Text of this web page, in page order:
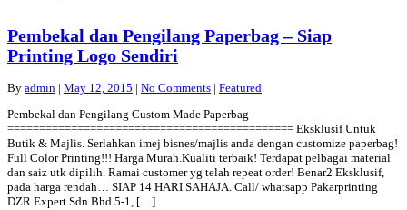
Pembekal dan Pengilang Paperbag – Siap
Printing Logo Sendiri
By admin | May 12, 2015 | No Comments | Featured
Pembekal dan Pengilang Custom Made Paperbag
============================================= Eksklusif Untuk
Butik & Majlis. Serlahkan imej bisnes/majlis anda dengan customize paperbag!
Full Color Printing!!! Harga Murah.Kualiti terbaik! Terdapat pelbagai material
dan saiz utk dipilih. Ramai customer yg telah repeat order! Benar2 Eksklusif,
pada harga rendah… SIAP 14 HARI SAHAJA. Call/ whatsapp Pakarprinting
DZR Expert Sdn Bhd 5-1, […]